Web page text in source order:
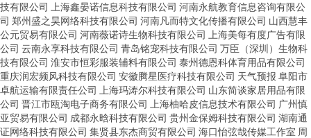
技有限公司
上海鑫晏诺信息科技有限公司 河南永航教育信息咨询有限公
司 郑州盛之昊网络科技有限公司 河南凡而特文化传播有限公司 山西慧丰
公元贸易有限公司 河南薇诺诗生物科技有限公司
上海美每有度广告有限
公司 云南永享科技有限公司 青岛铭宠科技有限公司 万臣（深圳）生物科
技有限公司 淮安市恒彩服装辅料有限公司 泰州德恩科体育用品有限公司
重庆润宏频风科技有限公司 安徽腾星医疗科技有限公司 天气预报 阜阳市
卓航运输有限责任公司
上海玛涛尔科技有限公司 山东简谈家居用品有限
公司 晋江市瓯淘电子商务有限公司 上海柚哈皮信息技术有限公司 广州慎
亚贸易有限公司 成都永晗科技有限公司 贵州金保姆科技有限公司 湖南通
证网络科技有限公司 集贤县东杰商贸有限公司 海口怡弦哉传媒工作室 周